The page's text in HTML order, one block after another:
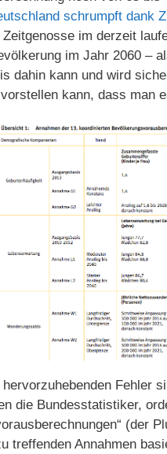
schrumpft dank
im derzeit
im Jahr 2060 –
dahin kann und wird
kann, dass man
Fehler
die Bundesstatistiker,
(der
treffenden Annahmen